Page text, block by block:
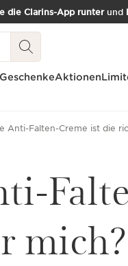
die Clarins-App runterund
GeschenkeAktionen
Anti-Falten-Creme ist die
mich?